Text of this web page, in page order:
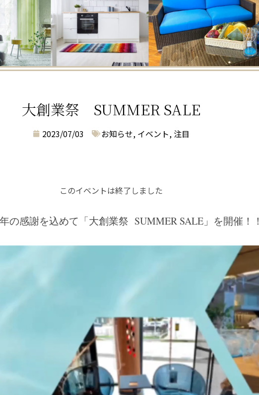
大創業祭 SUMMER SALE
2023/07/03 お知らせ, イベント, 注目
このイベントは終了しました
の感謝を込めて「大創業祭 SUMMER SALE」を開催！！